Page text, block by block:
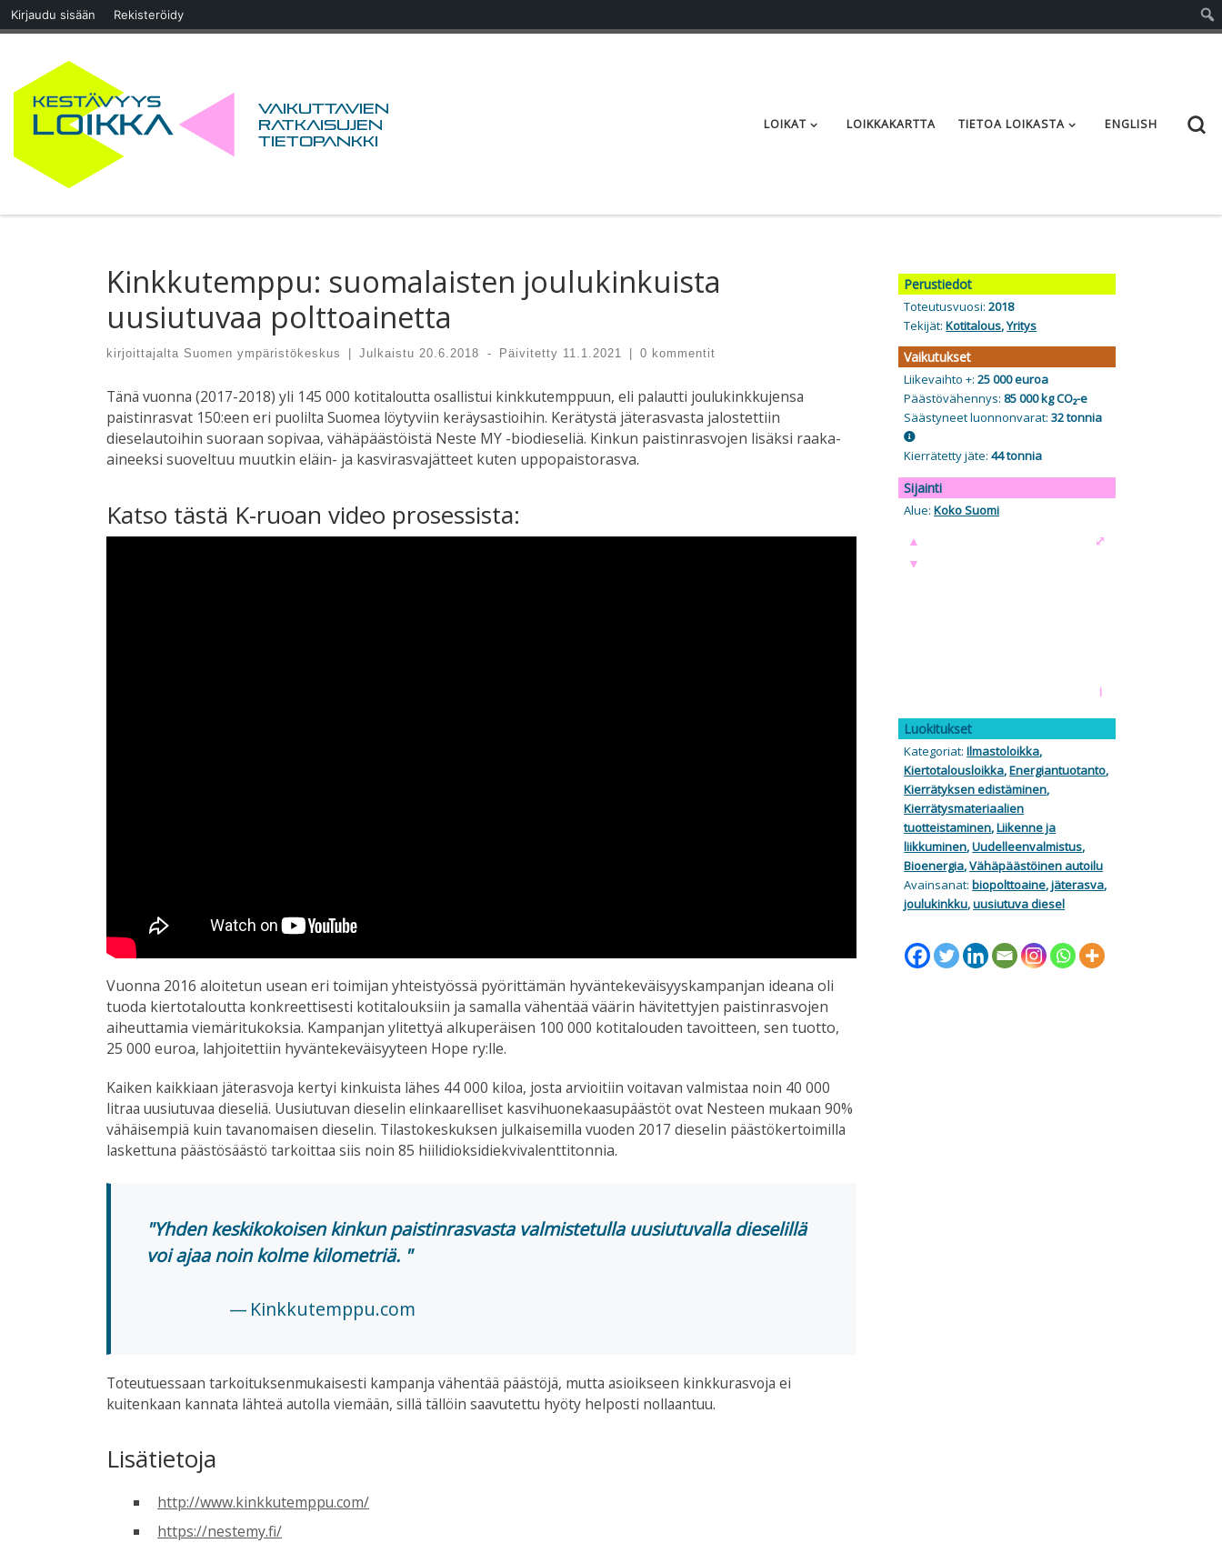
Kirjaudu sisään Rekisteröidy
Skip to content
Vaikuttavien
ratkaisujen
tietopankki
LOIKAT LOIKKAKARTTA TIETOA LOIKASTA ENGLISH
Kinkkutemppu: suomalaisten joulukinkuista
uusiutuvaa polttoainetta
kirjoittajalta Suomen ympäristökeskus Julkaistu 20.6.2018 - Päivitetty 11.1.2021 0 kommentit
Tänä vuonna (2017-2018) yli 145 000 kotitaloutta osallistui kinkkutemppuun, eli palautti joulukinkkujensa
paistinrasvat 150:een eri puolilta Suomea löytyviin keräysastioihin. Kerätystä jäterasvasta jalostettiin
dieselautoihin suoraan sopivaa, vähäpäästöistä Neste MY -biodieseliä. Kinkun paistinrasvojen lisäksi raaka-
aineeksi suoveltuu muutkin eläin- ja kasvirasvajätteet kuten uppopaistorasva.
Katso tästä K-ruoan video prosessista:
Vuonna 2016 aloitetun usean eri toimijan yhteistyössä pyörittämän hyväntekeväisyyskampanjan ideana oli
tuoda kiertotaloutta konkreettisesti kotitalouksiin ja samalla vähentää väärin hävitettyjen paistinrasvojen
aiheuttamia viemäritukoksia. Kampanjan ylitettyä alkuperäisen 100 000 kotitalouden tavoitteen, sen tuotto,
25 000 euroa, lahjoitettiin hyväntekeväisyyteen Hope ry:lle.
Kaiken kaikkiaan jäterasvoja kertyi kinkuista lähes 44 000 kiloa, josta arvioitiin voitavan valmistaa noin 40 000
litraa uusiutuvaa dieseliä. Uusiutuvan dieselin elinkaarelliset kasvihuonekaasupäästöt ovat Nesteen mukaan 90%
vähäisempiä kuin tavanomaisen dieselin. Tilastokeskuksen julkaisemilla vuoden 2017 dieselin päästökertoimilla
laskettuna päästösäästö tarkoittaa siis noin 85 hiilidioksidiekvivalenttitonnia.
Yhden keskikokoisen kinkun paistinrasvasta valmistetulla uusiutuvalla dieselillä
voi ajaa noin kolme kilometriä.
Kinkkutemppu.com
Toteutuessaan tarkoituksenmukaisesti kampanja vähentää päästöjä, mutta asioikseen kinkkurasvoja ei
kuitenkaan kannata lähteä autolla viemään, sillä tällöin saavutettu hyöty helposti nollaantuu.
Lisätietoja
http://www.kinkkutemppu.com/
https://nestemy.fi/
Perustiedot
Toteutusvuosi:2018
Tekijät:Kotitalous,Yritys
Vaikutukset
Liikevaihto +:25 000 euroa
Päästövähennys:85 000 kg CO₂-e
Säästyneet luonnonvarat:32 tonnia
Kierrätetty jäte:44 tonnia
Sijainti
Alue:Koko Suomi
▲
▼
i
⤢
Luokitukset
Kategoriat:Ilmastoloikka,
Kiertotalousloikka,Energiantuotanto,
Kierrätyksen edistäminen,
Kierrätysmateriaalien
tuotteistaminen,Liikenne ja
liikkuminen,Uudelleenvalmistus,
Bioenergia,Vähäpäästöinen autoilu
Avainsanat:biopolttoaine,jäterasva,
joulukinkku,uusiutuva diesel